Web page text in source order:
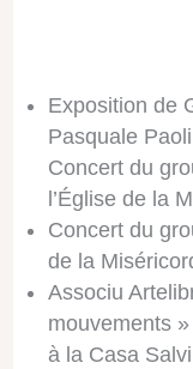
Exposition de
Pasquale
Concert du
l’Église de la
Concert du
de la
Associu
mouvements
à la Casa